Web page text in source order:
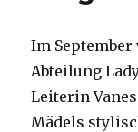
Im
Abteilung
Leiterin
Mädels